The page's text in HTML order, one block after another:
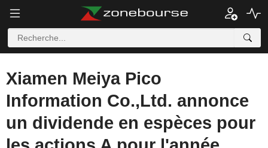
Xiamen Meiya Pico
Information Co.,Ltd. annonce
un dividende en espèces pour